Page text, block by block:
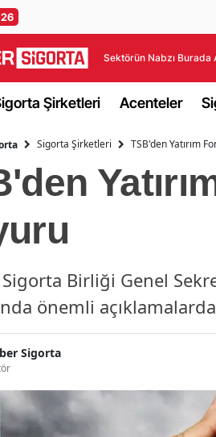
Sektörün Nabzı Burada
Şirketleri Acenteler
Sigorta Şirketleri TSB'den Yatırım
Birliği Genel
önemli
Sigorta